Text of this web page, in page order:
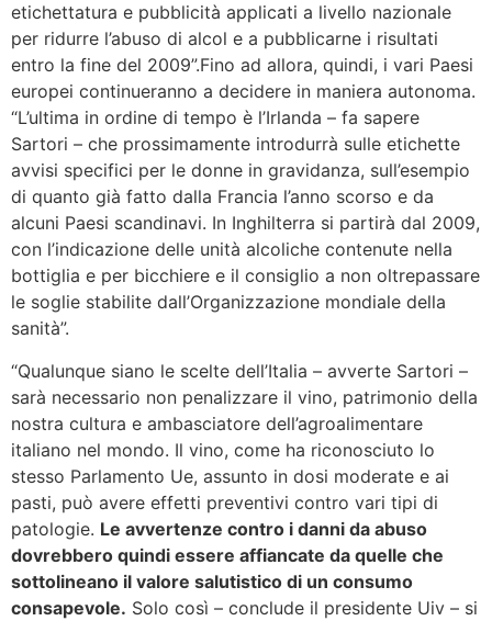
etichettatura e pubblicità applicati a livello nazionale
per ridurre l’abuso di alcol e a pubblicarne i risultati
entro la fine del 2009”.Fino ad allora, quindi, i vari Paesi
europei continueranno a decidere in maniera autonoma.
“L’ultima in ordine di tempo è l’Irlanda – fa sapere
Sartori – che prossimamente introdurrà sulle etichette
avvisi specifici per le donne in gravidanza, sull’esempio
di quanto già fatto dalla Francia l’anno scorso e da
alcuni Paesi scandinavi. In Inghilterra si partirà dal 2009,
con l’indicazione delle unità alcoliche contenute nella
bottiglia e per bicchiere e il consiglio a non oltrepassare
le soglie stabilite dall’Organizzazione mondiale della
sanità”.
“Qualunque siano le scelte dell’Italia – avverte Sartori –
sarà necessario non penalizzare il vino, patrimonio della
nostra cultura e ambasciatore dell’agroalimentare
italiano nel mondo. Il vino, come ha riconosciuto lo
stesso Parlamento Ue, assunto in dosi moderate e ai
pasti, può avere effetti preventivi contro vari tipi di
patologie. Le avvertenze contro i danni da abuso
dovrebbero quindi essere affiancate da quelle che
sottolineano il valore salutistico di un consumo
consapevole. Solo così – conclude il presidente Uiv – si